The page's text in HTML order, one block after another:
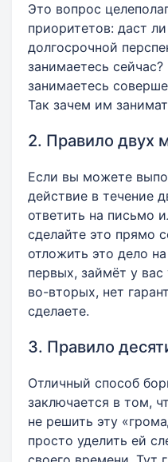
Это вопрос
приоритетов: даст
долгосрочной
занимаетесь
занимаетесь
Так зачем им
2. Правило двух
Если вы можете
действие в течение
ответить на письмо
сделайте это прямо
отложить это дело
первых, займёт у
во-вторых, нет
сделаете.
3. Правило
Отличный способ
заключается в том,
не решить эту
просто уделить ей